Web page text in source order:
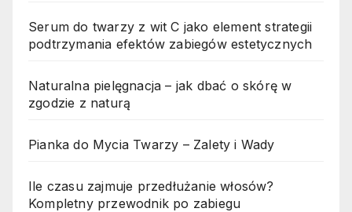
Serum do twarzy z wit C jako element strategii
podtrzymania efektów zabiegów estetycznych
Naturalna pielęgnacja – jak dbać o skórę w
zgodzie z naturą
Pianka do Mycia Twarzy – Zalety i Wady
Ile czasu zajmuje przedłużanie włosów?
Kompletny przewodnik po zabiegu